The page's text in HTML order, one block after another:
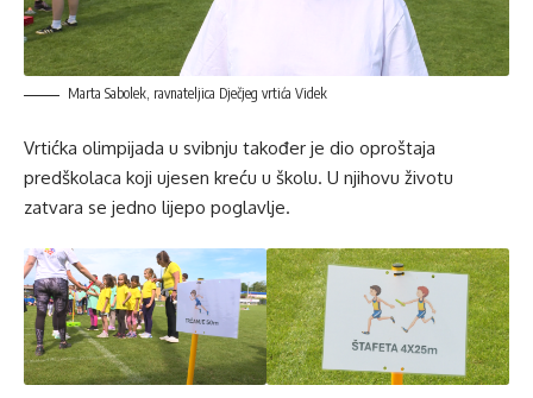
Marta Sabolek, ravnateljica Dječjeg vrtića Videk
Vrtićka olimpijada u svibnju također je dio oproštaja
predškolaca koji ujesen kreću u školu. U njihovu životu
zatvara se jedno lijepo poglavlje.